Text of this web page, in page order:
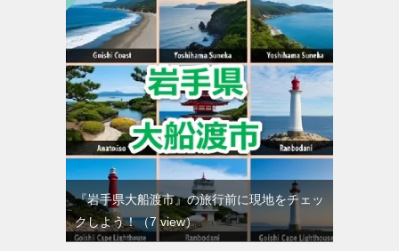
『岩手県大船渡市』の旅行前に現地をチェッ
クしよう！（7 view）